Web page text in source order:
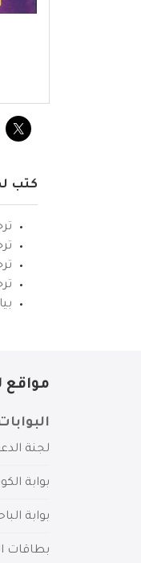
كتب
مواقع
لجنة
بوابة
بوابة
بطاقات